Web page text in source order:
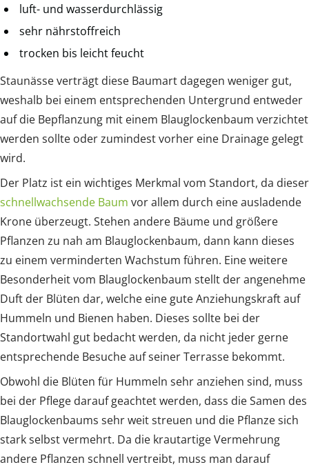
luft- und wasserdurchlässig
sehr nährstoffreich
trocken bis leicht feucht
Staunässe verträgt diese Baumart dagegen weniger gut,
weshalb bei einem entsprechenden Untergrund entweder
auf die Bepflanzung mit einem Blauglockenbaum verzichtet
werden sollte oder zumindest vorher eine Drainage gelegt
wird.
Der Platz ist ein wichtiges Merkmal vom Standort, da dieser
schnellwachsende Baum vor allem durch eine ausladende
Krone überzeugt. Stehen andere Bäume und größere
Pflanzen zu nah am Blauglockenbaum, dann kann dieses
zu einem verminderten Wachstum führen. Eine weitere
Besonderheit vom Blauglockenbaum stellt der angenehme
Duft der Blüten dar, welche eine gute Anziehungskraft auf
Hummeln und Bienen haben. Dieses sollte bei der
Standortwahl gut bedacht werden, da nicht jeder gerne
entsprechende Besuche auf seiner Terrasse bekommt.
Obwohl die Blüten für Hummeln sehr anziehen sind, muss
bei der Pflege darauf geachtet werden, dass die Samen des
Blauglockenbaums sehr weit streuen und die Pflanze sich
stark selbst vermehrt. Da die krautartige Vermehrung
andere Pflanzen schnell vertreibt, muss man darauf